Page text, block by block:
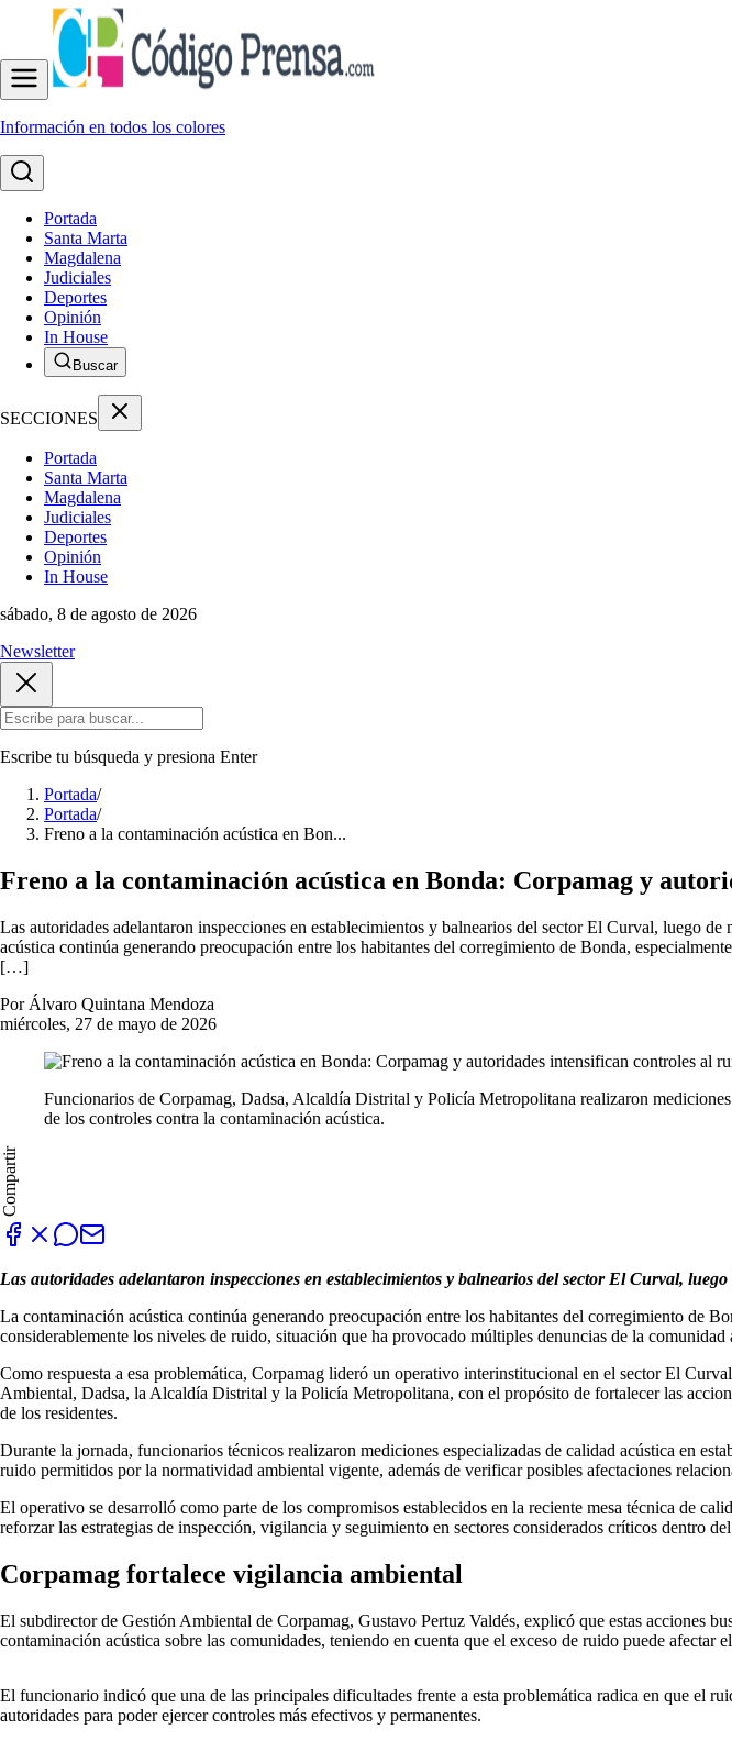
Información en todos los colores
Portada
Santa Marta
Magdalena
Judiciales
Deportes
Opinión
In House
Buscar
SECCIONES
Portada
Santa Marta
Magdalena
Judiciales
Deportes
Opinión
In House
sábado, 8 de agosto de 2026
Newsletter
Escribe tu búsqueda y presiona Enter
Portada/
Portada/
Freno a la contaminación acústica en Bon...
Freno a la contaminación acústica en Bonda: Corpamag y
Las autoridades adelantaron inspecciones en establecimientos y balnearios del sector El Curval, luego
acústica continúa generando preocupación entre los habitantes del corregimiento de Bonda,
[…]
Por Álvaro Quintana Mendoza
miércoles, 27 de mayo de 2026
Funcionarios de Corpamag, Dadsa, Alcaldía Distrital y Policía Metropolitana realizaron
de los controles contra la contaminación acústica.
Compartir
Las autoridades adelantaron inspecciones en establecimientos y balnearios del sector El Curval,
La contaminación acústica continúa generando preocupación entre los habitantes del corregimiento de
considerablemente los niveles de ruido, situación que ha provocado múltiples denuncias de la
Como respuesta a esa problemática, Corpamag lideró un operativo interinstitucional en el sector El
Ambiental, Dadsa, la Alcaldía Distrital y la Policía Metropolitana, con el propósito de fortalecer las
de los residentes.
Durante la jornada, funcionarios técnicos realizaron mediciones especializadas de calidad acústica en
ruido permitidos por la normatividad ambiental vigente, además de verificar posibles afectaciones
El operativo se desarrolló como parte de los compromisos establecidos en la reciente mesa técnica de
reforzar las estrategias de inspección, vigilancia y seguimiento en sectores considerados críticos dentro
Corpamag fortalece vigilancia ambiental
El subdirector de Gestión Ambiental de Corpamag, Gustavo Pertuz Valdés, explicó que estas acciones
contaminación acústica sobre las comunidades, teniendo en cuenta que el exceso de ruido puede afectar
El funcionario indicó que una de las principales dificultades frente a esta problemática radica en que el
autoridades para poder ejercer controles más efectivos y permanentes.